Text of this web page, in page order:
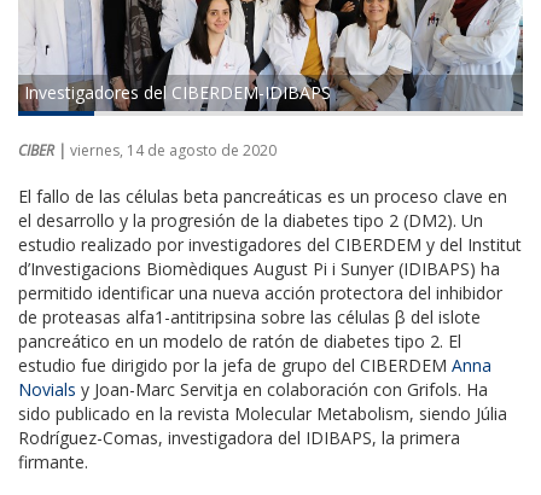
Investigadores del CIBERDEM-IDIBAPS
CIBER | viernes, 14 de agosto de 2020
El fallo de las células beta pancreáticas es un proceso clave en
el desarrollo y la progresión de la diabetes tipo 2 (DM2). Un
estudio realizado por investigadores del CIBERDEM y del Institut
d’Investigacions Biomèdiques August Pi i Sunyer (IDIBAPS) ha
permitido identificar una nueva acción protectora del inhibidor
de proteasas alfa1-antitripsina sobre las células β del islote
pancreático en un modelo de ratón de diabetes tipo 2. El
estudio fue dirigido por la jefa de grupo del CIBERDEM Anna
Novials y Joan-Marc Servitja en colaboración con Grifols. Ha
sido publicado en la revista Molecular Metabolism, siendo Júlia
Rodríguez-Comas, investigadora del IDIBAPS, la primera
firmante.